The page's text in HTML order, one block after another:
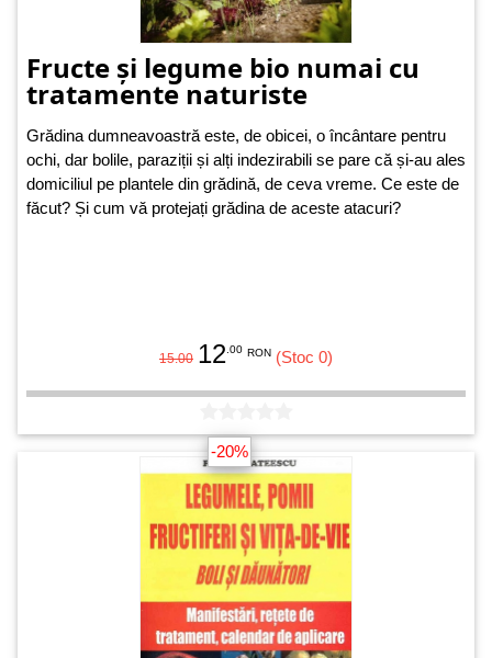
Fructe și legume bio numai cu
tratamente naturiste
Grădina dumneavoastră este, de obicei, o încântare pentru
ochi, dar bolile, paraziții și alți indezirabili se pare că și-au ales
domiciliul pe plantele din grădină, de ceva vreme. Ce este de
făcut? Și cum vă protejați grădina de aceste atacuri?
15.00 12 .00 RON (Stoc 0)
-20%